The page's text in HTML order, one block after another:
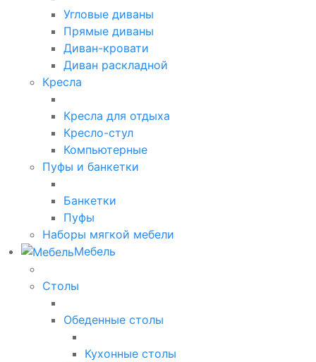
Угловые диваны
Прямые диваны
Диван-кровати
Диван раскладной
Кресла
Кресла для отдыха
Кресло-стул
Компьютерные
Пуфы и банкетки
Банкетки
Пуфы
Наборы мягкой мебели
Мебель
Столы
Обеденные столы
Кухонные столы